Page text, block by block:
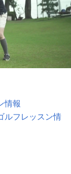
情報
ルフレッスン情